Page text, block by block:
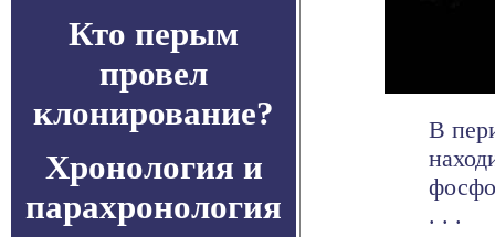
Кто перым
провел
клонирование?
Хронология и
парахронология
В
. . .